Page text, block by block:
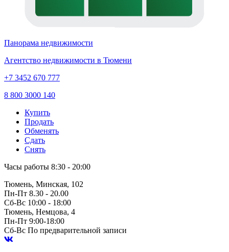
Панорама недвижимости
Агентство недвижимости в Тюмени
+7 3452 670 777
8 800 3000 140
Купить
Продать
Обменять
Сдать
Снять
Часы работы 8:30 - 20:00
Тюмень, Минская, 102
Пн-Пт 8.30 - 20.00
Сб-Вс 10:00 - 18:00
Тюмень, Немцова, 4
Пн-Пт 9:00-18:00
Сб-Вс По предварительной записи